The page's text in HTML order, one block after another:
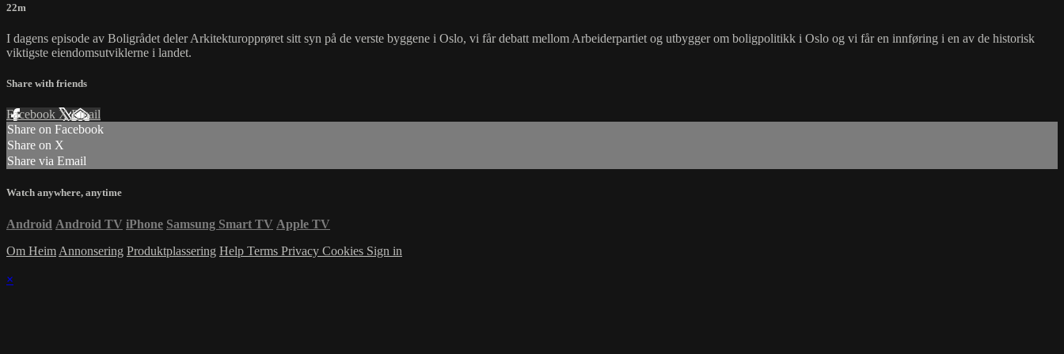
22m
I dagens episode av Boligrådet deler Arkitekturopprøret sitt syn på de verste byggene i Oslo, vi får debatt mellom Arbeiderpartiet og utbygger om boligpolitikk i Oslo og vi får en innføring i en av de historisk
viktigste eiendomsutviklerne i landet.
Share with friends
Facebook XEmail
Share on Facebook
Share on X
Share via Email
Watch anywhere, anytime
Android Android TV iPhone Samsung Smart TV Apple TV
Om Heim Annonsering Produktplassering Help Terms Privacy Cookies Sign in
×